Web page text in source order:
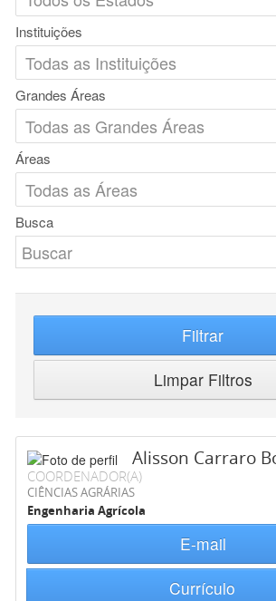
Instituições
Grandes Áreas
Áreas
Busca
Filtrar
Limpar Filtros
Alisson Carraro
COORDENADOR(A)
CIÊNCIAS AGRÁRIAS
Engenharia Agrícola
E-mail
Currículo